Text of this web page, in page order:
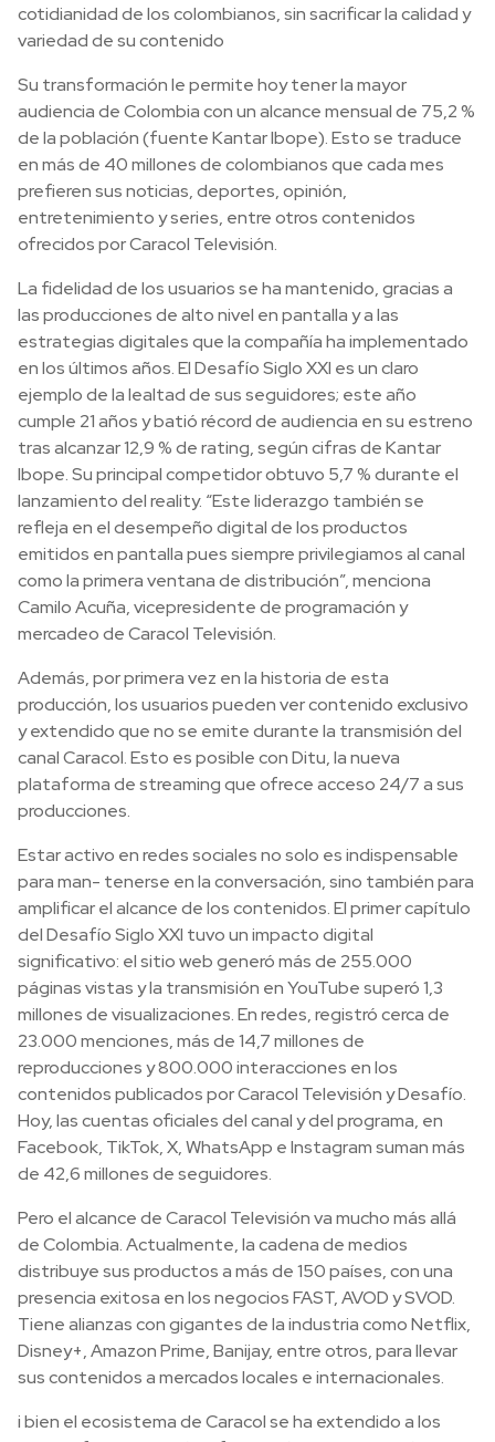
cotidianidad de los colombianos, sin sacrificar la calidad y
variedad de su contenido
Su transformación le permite hoy tener la mayor
audiencia de Colombia con un alcance mensual de 75,2 %
de la población (fuente Kantar Ibope). Esto se traduce
en más de 40 millones de colombianos que cada mes
prefieren sus noticias, deportes, opinión,
entretenimiento y series, entre otros contenidos
ofrecidos por Caracol Televisión.
La fidelidad de los usuarios se ha mantenido, gracias a
las producciones de alto nivel en pantalla y a las
estrategias digitales que la compañía ha implementado
en los últimos años. El Desafío Siglo XXI es un claro
ejemplo de la lealtad de sus seguidores; este año
cumple 21 años y batió récord de audiencia en su estreno
tras alcanzar 12,9 % de rating, según cifras de Kantar
Ibope. Su principal competidor obtuvo 5,7 % durante el
lanzamiento del reality. “Este liderazgo también se
refleja en el desempeño digital de los productos
emitidos en pantalla pues siempre privilegiamos al canal
como la primera ventana de distribución”, menciona
Camilo Acuña, vicepresidente de programación y
mercadeo de Caracol Televisión.
Además, por primera vez en la historia de esta
producción, los usuarios pueden ver contenido exclusivo
y extendido que no se emite durante la transmisión del
canal Caracol. Esto es posible con Ditu, la nueva
plataforma de streaming que ofrece acceso 24/7 a sus
producciones.
Estar activo en redes sociales no solo es indispensable
para man- tenerse en la conversación, sino también para
amplificar el alcance de los contenidos. El primer capítulo
del Desafío Siglo XXI tuvo un impacto digital
significativo: el sitio web generó más de 255.000
páginas vistas y la transmisión en YouTube superó 1,3
millones de visualizaciones. En redes, registró cerca de
23.000 menciones, más de 14,7 millones de
reproducciones y 800.000 interacciones en los
contenidos publicados por Caracol Televisión y Desafío.
Hoy, las cuentas oficiales del canal y del programa, en
Facebook, TikTok, X, WhatsApp e Instagram suman más
de 42,6 millones de seguidores.
Pero el alcance de Caracol Televisión va mucho más allá
de Colombia. Actualmente, la cadena de medios
distribuye sus productos a más de 150 países, con una
presencia exitosa en los negocios FAST, AVOD y SVOD.
Tiene alianzas con gigantes de la industria como Netflix,
Disney+, Amazon Prime, Banijay, entre otros, para llevar
sus contenidos a mercados locales e internacionales.
i bien el ecosistema de Caracol se ha extendido a los